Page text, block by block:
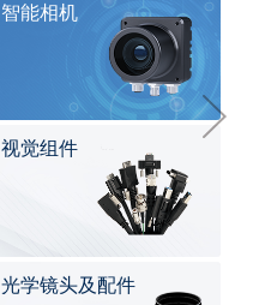
智能相机
视觉组件
光学镜头及配件